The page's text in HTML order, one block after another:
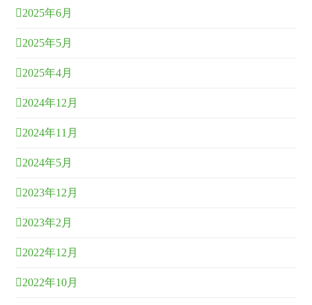
2025年6月
2025年5月
2025年4月
2024年12月
2024年11月
2024年5月
2023年12月
2023年2月
2022年12月
2022年10月